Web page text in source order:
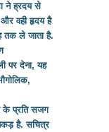
ने ह्रदय से
और वही हृदय है
तक ले जाता है.
पर देना, यह
के प्रति सजग
है. सचित्र